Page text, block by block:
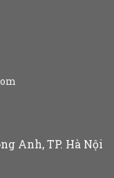
Anh, TP. Hà Nội